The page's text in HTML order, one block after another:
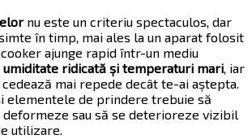
nu este un criteriu spectaculos, dar
în timp, mai ales la un aparat folosit
ajunge rapid într-un mediu
umiditate ridicată și temperaturi mari, iar
mai repede decât te-ai aștepta.
elementele de prindere trebuie să
sau să se deterioreze vizibil
utilizare.